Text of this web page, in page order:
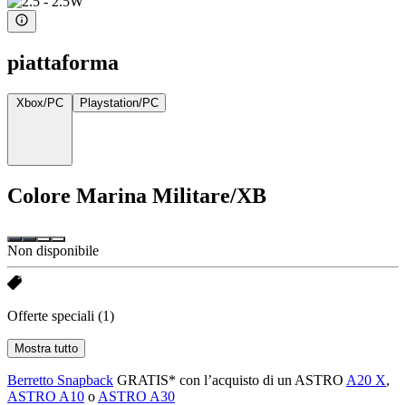
piattaforma
Xbox/PC Playstation/PC
Colore Marina Militare/XB
Non disponibile
Offerte speciali (1)
Mostra tutto
Berretto Snapback GRATIS* con l’acquisto di un ASTRO A20 X,
ASTRO A10 o ASTRO A30